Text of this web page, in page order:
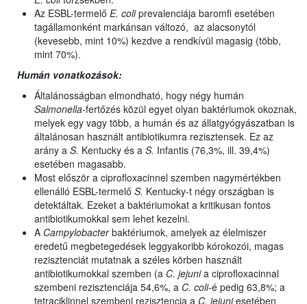
Az ESBL-termelő E. coliprevalenciája baromfi esetében
tagállamonként markánsan változó, az alacsonytól
(kevesebb, mint 10%) kezdve a rendkívül magasig (több,
mint 70%).
Humán vonatkozások:
Általánosságban elmondható, hogy négy humán
Salmonella-fertőzés közül egyet olyan baktériumok okoznak,
melyek egy vagy több, a humán és az állatgyógyászatban is
általánosan használt antibiotikumra rezisztensek. Ez az
arány a S. Kentucky és a S. Infantis (76,3%, ill. 39,4%)
esetében magasabb.
Most először a ciprofloxacinnel szemben nagymértékben
ellenálló ESBL-termelő S. Kentucky-t négy országban is
detektáltak. Ezeket a baktériumokat a kritikusan fontos
antibiotikumokkal sem lehet kezelni.
A Campylobacterbaktériumok, amelyek az élelmiszer
eredetű megbetegedések leggyakoribb kórokozói, magas
rezisztenciát mutatnak a széles körben használt
antibiotikumokkal szemben (a C. jejunia ciprofloxacinnal
szembeni rezisztenciája 54,6%, a C. coli-é pedig 63,8%; a
tetraciklinnel szembeni rezisztencia a C. jejuniesetében